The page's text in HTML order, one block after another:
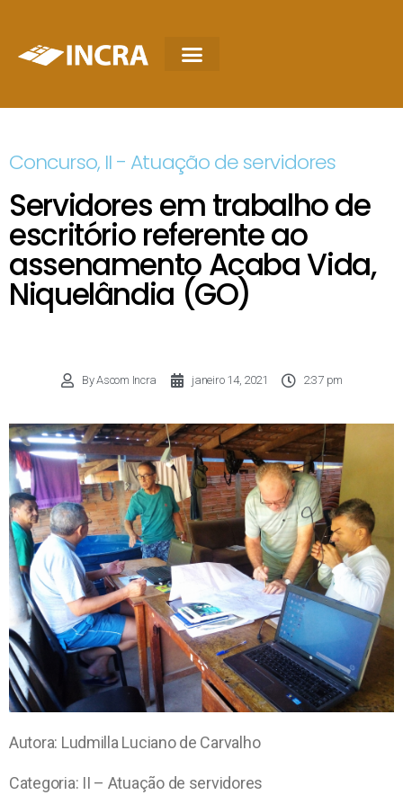
Concurso, II - Atuação de servidores
Servidores em trabalho de
escritório referente ao
assenamento Acaba Vida,
Niquelândia (GO)
ByAscom Incra janeiro 14, 2021 2:37 pm
Autora: Ludmilla Luciano de Carvalho
Categoria: II – Atuação de servidores